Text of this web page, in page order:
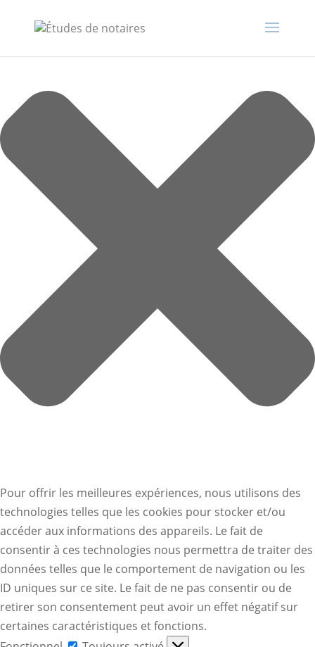
Pour offrir les meilleures expériences, nous utilisons des
technologies telles que les cookies pour stocker et/ou
accéder aux informations des appareils. Le fait de
consentir à ces technologies nous permettra de traiter des
données telles que le comportement de navigation ou les
ID uniques sur ce site. Le fait de ne pas consentir ou de
retirer son consentement peut avoir un effet négatif sur
certaines caractéristiques et fonctions.